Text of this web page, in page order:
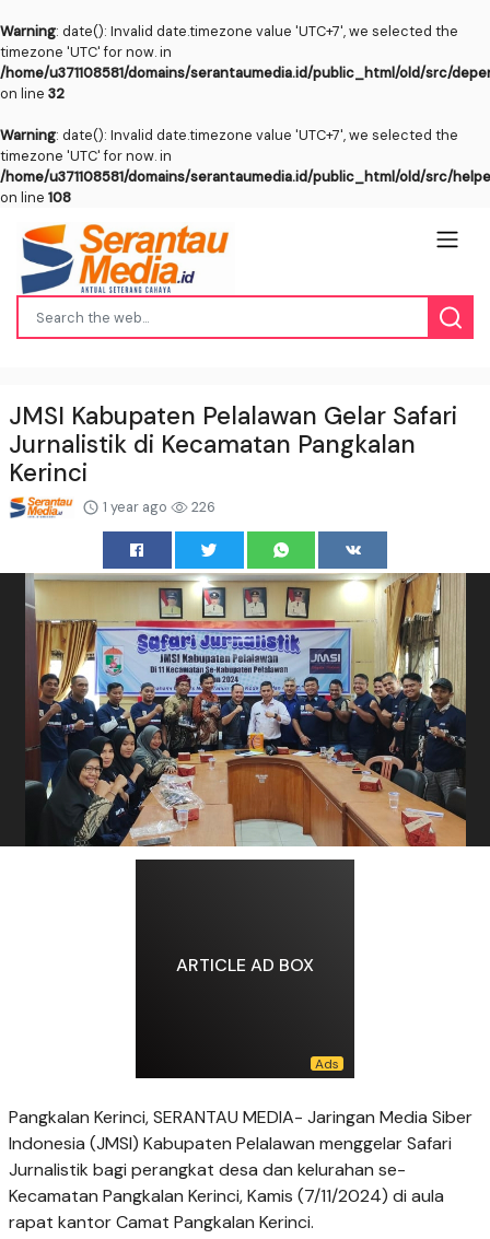
Warning: date(): Invalid date.timezone value 'UTC+7', we selected the
timezone 'UTC' for now. in
/home/u371108581/domains/serantaumedia.id/public_html/old/src/
on line 32
Warning: date(): Invalid date.timezone value 'UTC+7', we selected the
timezone 'UTC' for now. in
/home/u371108581/domains/serantaumedia.id/public_html/old/src/
on line 108
JMSI Kabupaten Pelalawan Gelar Safari
Jurnalistik di Kecamatan Pangkalan
Kerinci
1 year ago 226
ARTICLE AD BOX
Pangkalan Kerinci, SERANTAU MEDIA- Jaringan Media Siber
Indonesia (JMSI) Kabupaten Pelalawan menggelar Safari
Jurnalistik bagi perangkat desa dan kelurahan se-
Kecamatan Pangkalan Kerinci, Kamis (7/11/2024) di aula
rapat kantor Camat Pangkalan Kerinci.